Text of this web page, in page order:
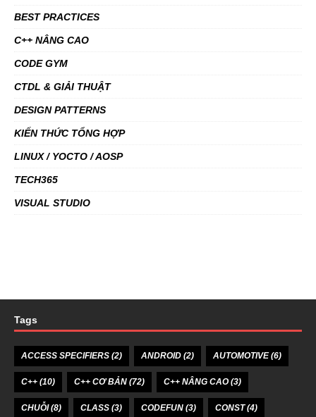
BEST PRACTICES
C++ NÂNG CAO
CODE GYM
CTDL & GIẢI THUẬT
DESIGN PATTERNS
KIẾN THỨC TỔNG HỢP
LINUX / YOCTO / AOSP
TECH365
VISUAL STUDIO
Tags
ACCESS SPECIFIERS (2) ANDROID (2) AUTOMOTIVE(6)
C++ (10) C++ CƠ BẢN (72) C++ NÂNG CAO(3)
CHUỖI(8) CLASS (3) CODEFUN (3) CONST(4)